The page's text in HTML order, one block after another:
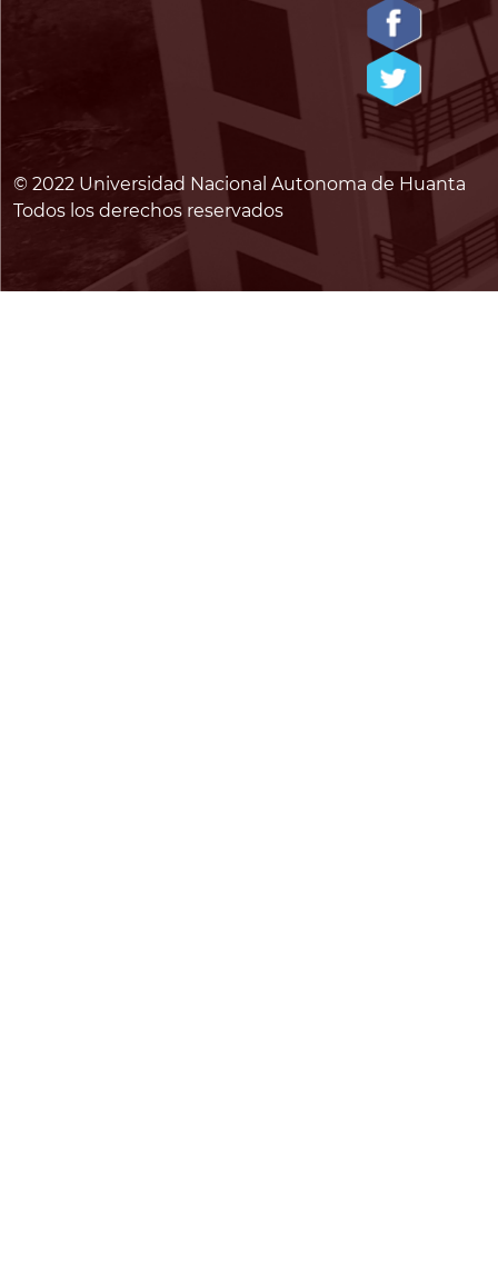
© 2022 Universidad Nacional Autonoma de Huanta
Todos los derechos reservados